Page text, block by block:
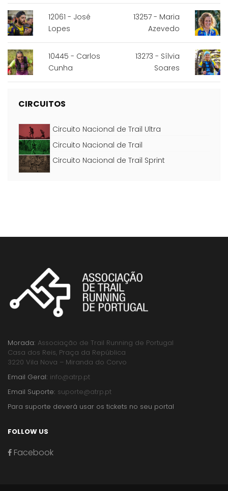
12061 - José
Lopes
10445 - Carlos
Cunha
13257 - Maria
Azevedo
13273 - Sílvia
Soares
CIRCUITOS
Circuito Nacional de Trail Ultra
Circuito Nacional de Trail
Circuito Nacional de Trail Sprint
Morada: Associação de Trail Running de Portugal
Casa dos Reis, Praça da República
3220 Vila Nova – Miranda do Corvo
Email Geral: info@atrp.pt
Email Suporte: suporte@atrp.pt
Para suporte deverá usar os tickets no seu portal
FOLLOW US
Facebook